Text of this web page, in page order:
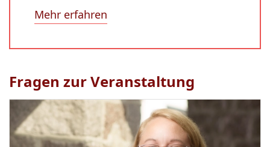
Mehr erfahren
Fragen zur Veranstaltung